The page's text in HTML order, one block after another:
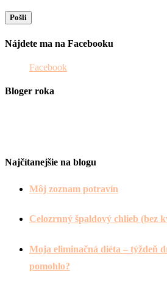
Nájdete ma na Facebooku
Facebook
Bloger roka
Najčítanejšie na blogu
Môj zoznam potravín
Celozrnný špaldový chlieb (bez
Moja eliminačná diéta – týždeň
pomohlo?